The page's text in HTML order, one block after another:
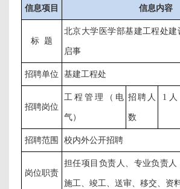
信息项目 信息内容
标 题
北京大学医学部基建工程处
启事
招聘单位 基建工程处
招聘岗位
工程管理（电
气）
招聘人
数
1 人
招聘范围 校内外公开招聘
岗位职责
担任项目负责人、专业负责人
施工、竣工、送审、移交、资